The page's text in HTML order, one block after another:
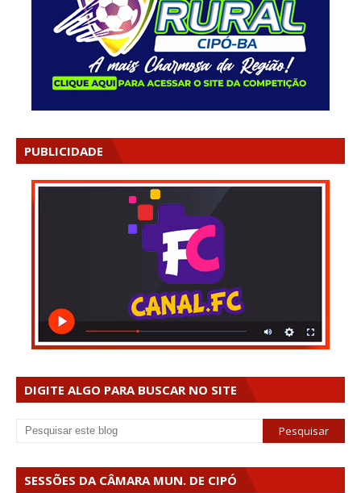
PUBLICIDADE
DIGITE ALGO PARA BUSCAR NO SITE
SESSÕES DA CÂMARA MUN. DE CIPÓ